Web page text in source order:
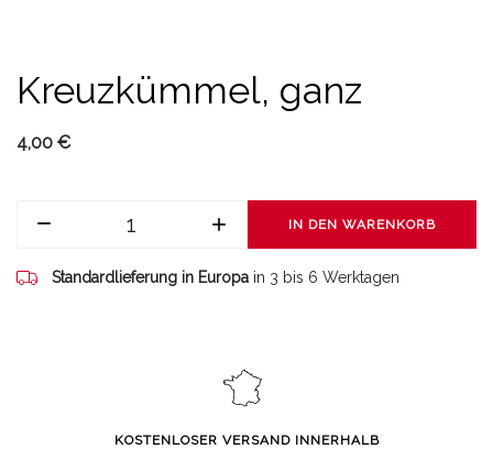
Kreuzkümmel, ganz
4,00 €
IN DEN WARENKORB
Standardlieferung in Europa in 3 bis 6 Werktagen
KOSTENLOSER VERSAND INNERHALB